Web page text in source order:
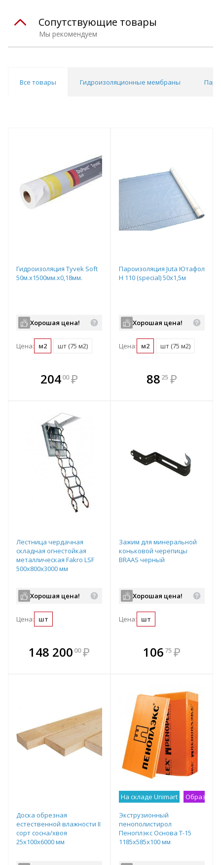
Мы рекомендуем
Сопутствующие товары
Все товары Гидроизоляционные мембраны
Гидроизоляция Tyvek Soft
50м.х1500мм.х0,18мм.
Хорошая цена!
Цена: м2 шт (75 м2)
20400 ₽
В комплекте
всегда выгоднее!
Пароизоляция Juta Ютафол
Н 110 (special) 50х1,5м
Хорошая цена!
Цена: м2 шт (75 м2)
В комплекте
всегда выгоднее!
88 25 ₽
Лестница чердачная
складная огнестойкая
металлическая Fakro LSF
500х800х3000 мм
Хорошая цена!
Цена: шт
148 200 00 ₽
В комплекте
всегда выгоднее!
Зажим для минеральной
коньковой черепицы
BRAAS черный
Хорошая цена!
Цена: шт
В комплекте
всегда выгоднее!
106 75 ₽
Доска обрезная
естественной влажности II
сорт сосна/хвоя
25х100х6000 мм
На складе Unimart Образец
Экструзионный
пенополистирол
Пеноплэкс Основа Т-15
1185х585х100 мм